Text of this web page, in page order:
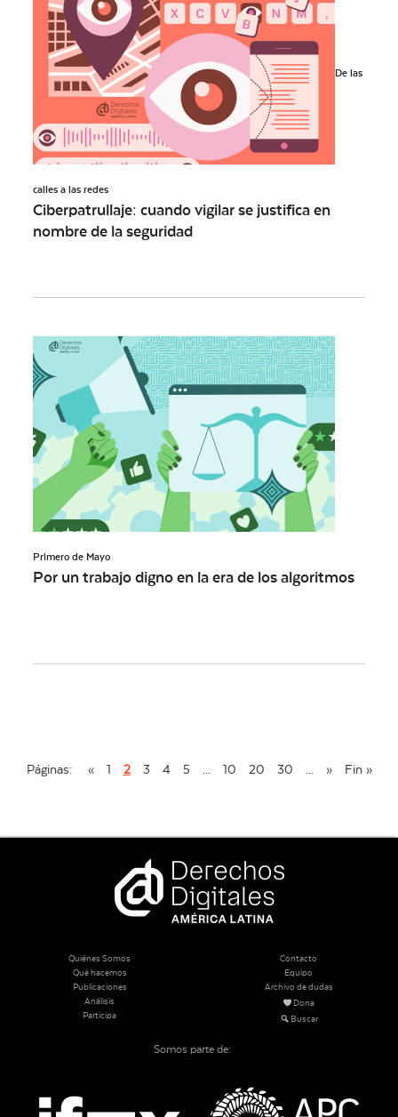
De las
calles a las redes
Ciberpatrullaje: cuando vigilar se justifica en
nombre de la seguridad
Primero de Mayo
Por un trabajo digno en la era de los algoritmos
Páginas: « 1 2 3 4 5 ... 10 20 30 ... » Fin »
Quiénes Somos
Qué hacemos
Publicaciones
Análisis
Participa
Contacto
Equipo
Archivo de dudas
Dona
Buscar
Somos parte de: